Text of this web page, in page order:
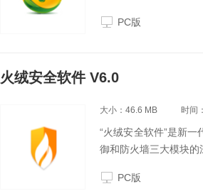
PC版
火绒安全软件 V6.0
大小：46.6 MB 时间
“火绒安全软件”是新
御和防火墙三大模块
PC版